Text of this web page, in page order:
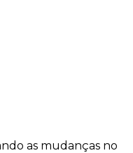
as mudanças no